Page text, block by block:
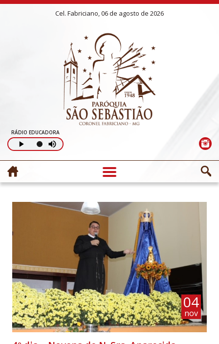
Cel. Fabriciano, 06 de agosto de 2026
RÁDIO EDUCADORA
04
nov